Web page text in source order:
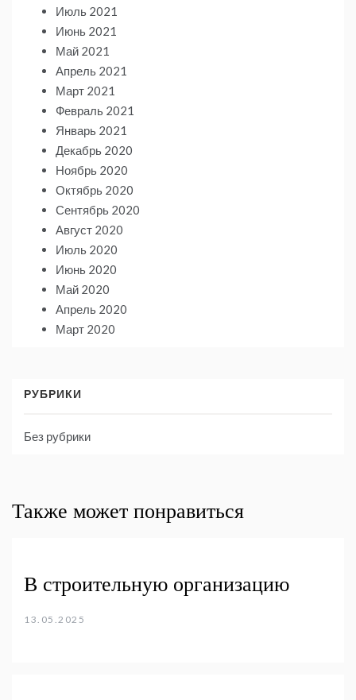
Июль 2021
Июнь 2021
Май 2021
Апрель 2021
Март 2021
Февраль 2021
Январь 2021
Декабрь 2020
Ноябрь 2020
Октябрь 2020
Сентябрь 2020
Август 2020
Июль 2020
Июнь 2020
Май 2020
Апрель 2020
Март 2020
РУБРИКИ
Без рубрики
Также может понравиться
В строительную организацию
13.05.2025